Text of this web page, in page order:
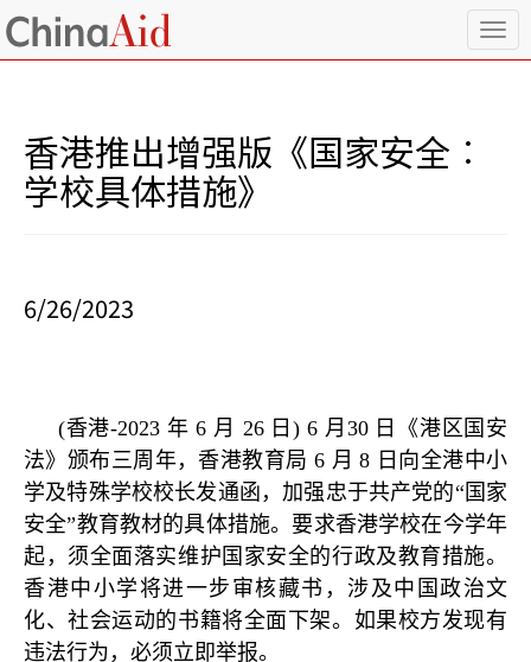
T
o
香港推出增强版《国家安全︰
学校具体措施》
6/26/2023
(香港-2023 年 6 月 26 日) 6 月 30 日《港区国安
法》颁布三周年，香港教育局 6 月 8 日向全港中小
学及特殊学校校长发通函，加强忠于共产党的“国家
安全”教育教材的具体措施。要求香港学校在今学年
起，须全面落实维护国家安全的行政及教育措施。
香港中小学将进一步审核藏书，涉及中国政治文
化、社会运动的书籍将全面下架。如果校方发现有
违法行为，必须立即举报。